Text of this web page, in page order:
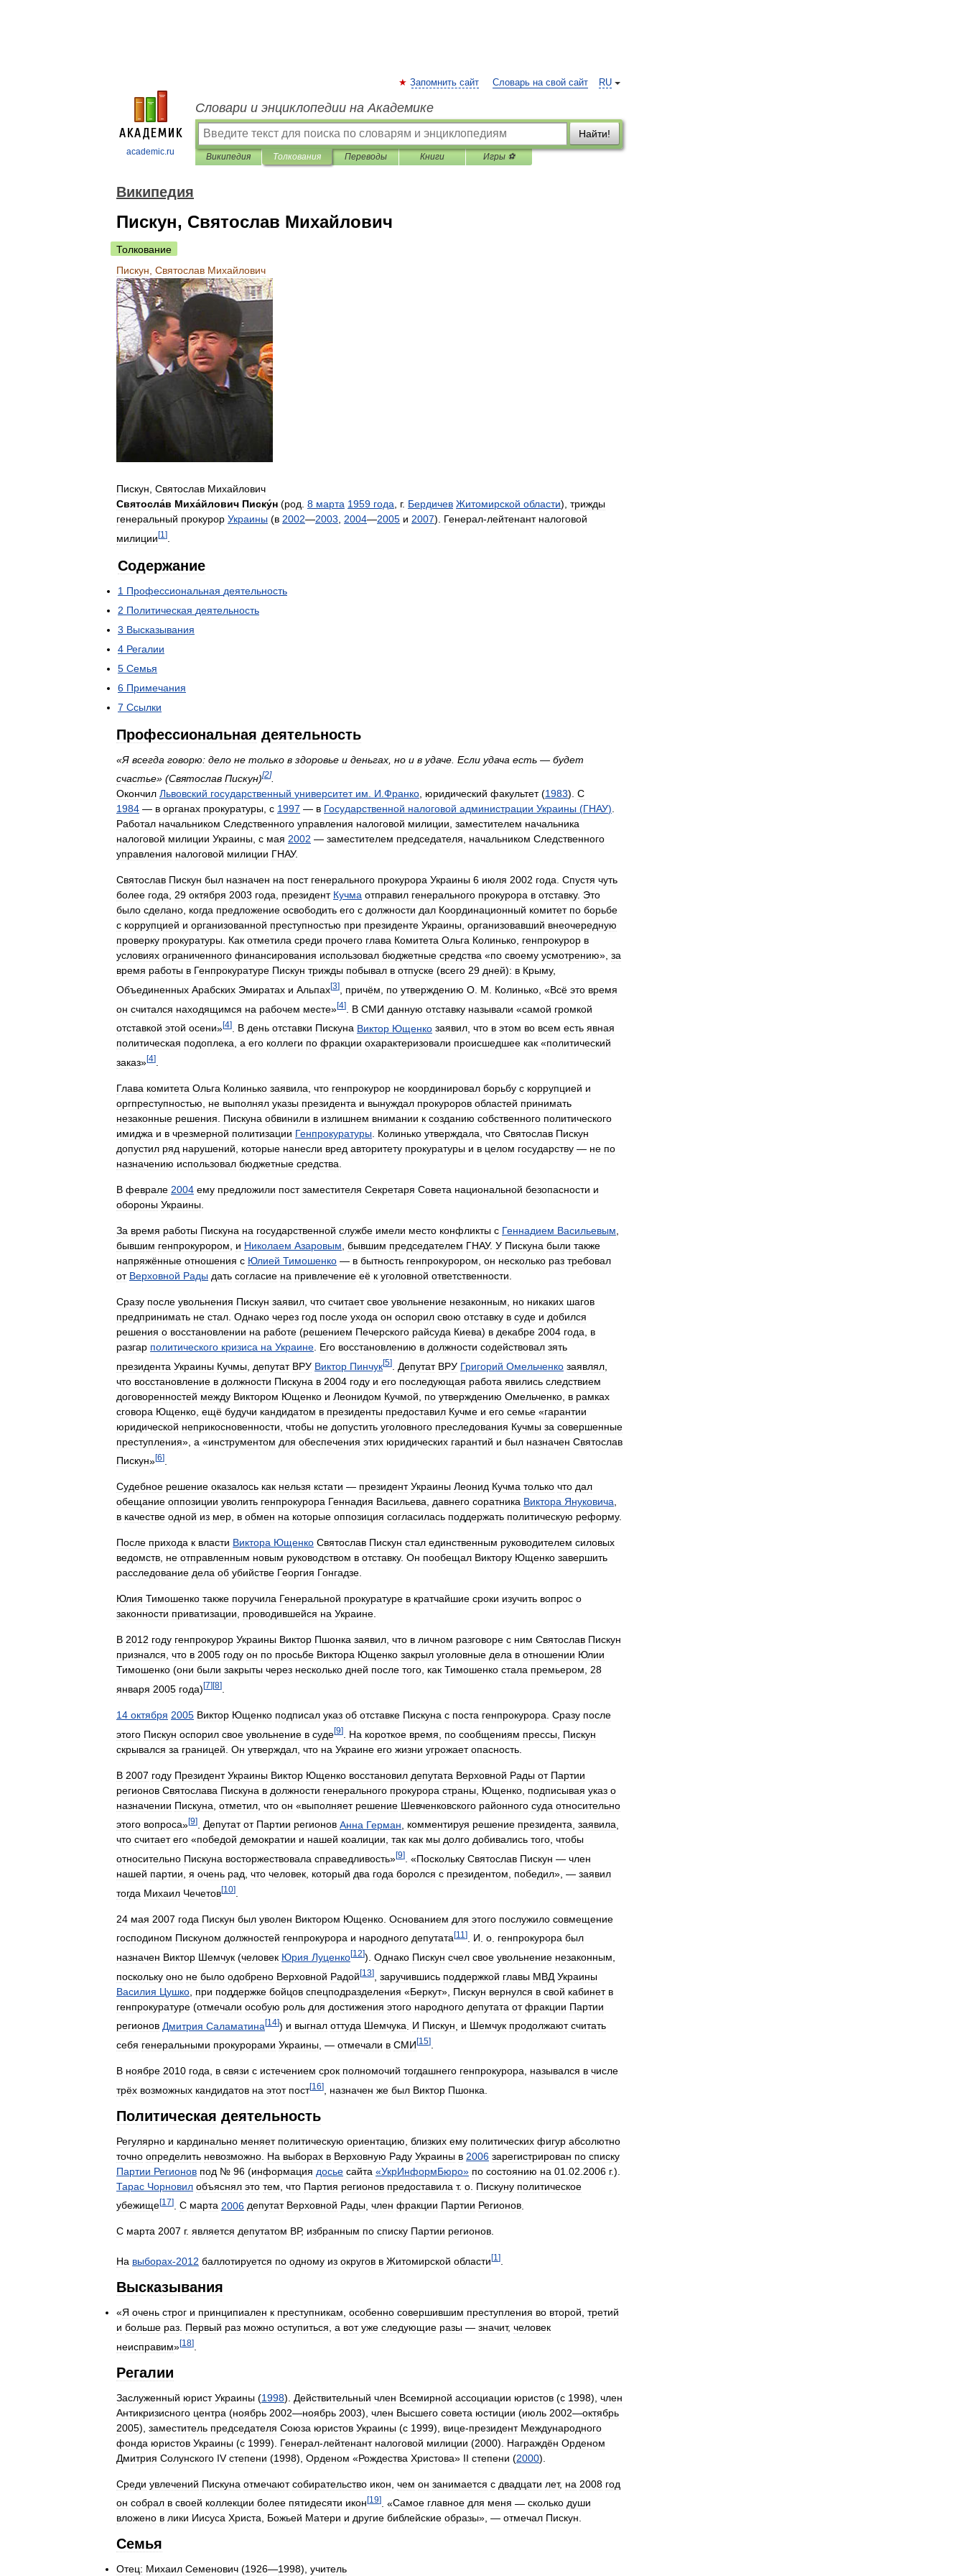
academic.ru
RU
Запомнить сайт Словарь на свой сайт
Словари и энциклопедии на Академике
Найти!
Википедия Толкования Переводы Книги Игры ⚽
Википедия
Пискун, Святослав Михайлович
Толкование
Пискун Святослав Михайлович
Пискун Святослав Михайлович
Святосла́в Миха́йлович Писку́н (род 8 марта 1959 года г. Бердичев Житомирской области), трижды
генеральный прокурор Украины (в 2002—2003 2004—2005 и 2007). Генерал-лейтенант налоговой
милиции [1 ]
Содержание
1 Профессиональная деятельность
2 Политическая деятельность
3 Высказывания
4 Регалии
5 Семья
6 Примечания
7 Ссылки
Профессиональная деятельность
«Я всегда говорю: дело не только в здоровье и деньгах но и в удаче Если удача есть — будет
счастье» (Святослав Пискун)[2].
Окончил Львовский государственный университет им. И.Франко, юридический факультет(1983). С
1984 — в органах прокуратуры, с 1997 — в Государственной налоговой администрации Украины (ГНАУ).
Работал начальником Следственного управления налоговой милиции, заместителем начальника
налоговой милиции Украины, с мая 2002 — заместителем председателя, начальником Следственного
управления налоговой милиции ГНАУ.
Святослав Пискун был назначен на пост генерального прокурора Украины 6 июля 2002 года. Спустя чуть
более года, 29 октября 2003 года, президент Кучма отправил генерального прокурора в отставку. Это
было сделано, когда предложение освободить его с должности дал Координационный комитет по борьбе
с коррупцией и организованной преступностью при президенте Украины, организовавший внеочередную
проверку прокуратуры. Как отметила среди прочего глава Комитета Ольга Колинько, генпрокурор в
условиях ограниченного финансирования использовал бюджетные средства «по своему усмотрению», за
время работы в Генпрокуратуре Пискун трижды побывал в отпуске (всего 29 дней): в Крыму,
Объединенных Арабских Эмиратах и Альпах[3] причём по утверждению О М Колинько , «Всё это время
он считался находящимся на рабочем месте»[4] В СМИ данную отставку называли «самой громкой
отставкой этой осени»[4] В день отставки Пискуна Виктор Ющенко заявил что в этом во всем есть явная
политическая подоплека, а его коллеги по фракции охарактеризовали происшедшее как «политический
заказ»[4]
Глава комитета Ольга Колинько заявила что генпрокурор не координировал борьбу с коррупцией и
оргпреступностью
не выполнял указы президента и вынуждал прокуроров областей принимать
незаконные решения Пискуна обвинили в излишнем внимании к созданию собственного политического
имиджа и в чрезмерной политизации Генпрокуратуры Колинько утверждала что Святослав Пискун
допустил ряд нарушений которые нанесли вред авторитету прокуратуры и в целом государству — не по
назначению использовал бюджетные средства
В феврале 2004 ему предложили пост заместителя Секретаря Совета национальной безопасности и
обороны Украины
За время работы Пискуна на государственной службе имели место конфликты с Геннадием Васильевым
бывшим генпрокурором и Николаем Азаровым бывшим председателем ГНАУ. У Пискуна были также
напряжённые отношения с Юлией Тимошенко — в бытность генпрокурором он несколько раз требовал
от Верховной Рады дать согласие на привлечение её к уголовной ответственности
Сразу после увольнения Пискун заявил что считает свое увольнение незаконным но никаких шагов
предпринимать не стал Однако через год после ухода он оспорил свою отставку в суде и добился
решения о восстановлении на работе (решением Печерского райсуда Киева) в декабре 2004 года
в
разгар политического кризиса на Украине Его восстановлению в должности содействовал зять
президента Украины Кучмы депутат ВРУ Виктор Пинчук[5] Депутат ВРУ Григорий Омельченко заявлял
что восстановление в должности Пискуна в 2004 году и его последующая работа явились следствием
договоренностей между Виктором Ющенко и Леонидом Кучмой по утверждению Омельченко в рамках
сговора Ющенко ещё будучи кандидатом в президенты предоставил Кучме и его семье «гарантии
юридической неприкосновенности чтобы не допустить уголовного преследования Кучмы за совершенные
преступления», а «инструментом для обеспечения этих юридических гарантий и был назначен Святослав
Пискун»[6]
Судебное решение оказалось как нельзя кстати — президент Украины Леонид Кучма только что дал
обещание оппозиции уволить генпрокурора Геннадия Васильева, давнего соратника Виктора Януковича,
в качестве одной из мер, в обмен на которые оппозиция согласилась поддержать политическую реформу.
После прихода к власти Виктора Ющенко Святослав Пискун стал единственным руководителем силовых
ведомств, не отправленным новым руководством в отставку. Он пообещал Виктору Ющенко завершить
расследование дела об убийстве Георгия Гонгадзе.
Юлия Тимошенко также поручила Генеральной прокуратуре в кратчайшие сроки изучить вопрос о
законности приватизации, проводившейся на Украине.
В 2012 году генпрокурор Украины Виктор Пшонка заявил, что в личном разговоре с ним Святослав Пискун
признался, что в 2005 году он по просьбе Виктора Ющенко закрыл уголовные дела в отношении Юлии
Тимошенко (они были закрыты через несколько дней после того, как Тимошенко стала премьером, 28
января 2005 года) [7] [8]
14 октября 2005 Виктор Ющенко подписал указ об отставке Пискуна с поста генпрокурора Сразу после
этого Пискун оспорил свое увольнение в суде[9] На короткое время по сообщениям прессы Пискун
скрывался за границей Он утверждал что на Украине его жизни угрожает опасность
В 2007 году Президент Украины Виктор Ющенко восстановил депутата Верховной Рады от Партии
регионов Святослава Пискуна в должности генерального прокурора страны Ющенко подписывая указ о
назначении Пискуна отметил что он «выполняет решение Шевченковского районного суда относительно
этого вопроса»[9] Депутат от Партии регионов Анна Герман комментируя решение президента заявила
что считает его «победой демократии и нашей коалиции, так как мы долго добивались того, чтобы
относительно Пискуна восторжествовала справедливость»[9] . «Поскольку Святослав Пискун — член
нашей партии я очень рад что человек который два года боролся с президентом победил», — заявил
тогда Михаил Чечетов[10]
24 мая 2007 года Пискун был уволен Виктором Ющенко Основанием для этого послужило совмещение
господином Пискуном должностей генпрокурора и народного депутата[11 ] И о генпрокурора был
назначен Виктор Шемчук (человек Юрия Луценко[12]). Однако Пискун счел свое увольнение незаконным
поскольку оно не было одобрено Верховной Радой[13] заручившись поддержкой главы МВД Украины
Василия Цушко при поддержке бойцов спецподразделения «Беркут», Пискун вернулся в свой кабинет в
генпрокуратуре (отмечали особую роль для достижения этого народного депутата от фракции Партии
регионов Дмитрия Саламатина[14]) и выгнал оттуда Шемчука И Пискун и Шемчук продолжают считать
себя генеральными прокурорами Украины , — отмечали в СМИ [15]
В ноябре 2010 года в связи с истечением срок полномочий тогдашнего генпрокурора назывался в числе
трёх возможных кандидатов на этот пост[16] назначен же был Виктор Пшонка
Политическая деятельность
Регулярно и кардинально меняет политическую ориентацию близких ему политических фигур абсолютно
точно определить невозможно На выборах в Верховную Раду Украины в 2006 зарегистрирован по списку
Партии Регионов под № 96 (информация досье сайта «УкрИнформБюро» по состоянию на 01 02 2006 г.).
Тарас Чорновил объяснял это тем что Партия регионов предоставила т. о Пискуну политическое
убежище[17] С марта 2006 депутат Верховной Рады член фракции Партии Регионов
С марта 2007 г. является депутатом ВР, избранным по списку Партии регионов.
На выборах-2012 баллотируется по одному из округов в Житомирской области [1 ]
Высказывания
«Я очень строг и принципиален к преступникам особенно совершившим преступления во второй третий
и больше раз Первый раз можно оступиться а вот уже следующие разы — значит, человек
неисправим»[18]
Регалии
Заслуженный юрист Украины (1998). Действительный член Всемирной ассоциации юристов (с 1998), член
Антикризисного центра (ноябрь 2002—ноябрь 2003), член Высшего совета юстиции (июль 2002—октябрь
2005), заместитель председателя Союза юристов Украины (с 1999), вице-президент Международного
фонда юристов Украины (с 1999). Генерал-лейтенант налоговой милиции (2000). Награждён Орденом
Дмитрия Солунского IV степени (1998), Орденом «Рождества Христова» II степени (2000).
Среди увлечений Пискуна отмечают собирательство икон чем он занимается с двадцати лет, на 2008 год
он собрал в своей коллекции более пятидесяти икон[19] . «Самое главное для меня — сколько души
вложено в лики Иисуса Христа, Божьей Матери и другие библейские образы», — отмечал Пискун.
Семья
Отец: Михаил Семенович (1926—1998), учитель